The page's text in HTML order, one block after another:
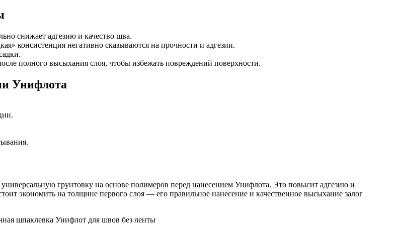
снижает адгезию и качество шва.
консистенция негативно сказываются на прочности и адгезии.
полного высыхания слоя, чтобы избежать повреждений поверхности.
Унифлота
грунтовку на основе полимеров перед нанесением Унифлота. Это повысит адгезию и
экономить на толщине первого слоя — его правильное нанесение и качественное высыхание залог